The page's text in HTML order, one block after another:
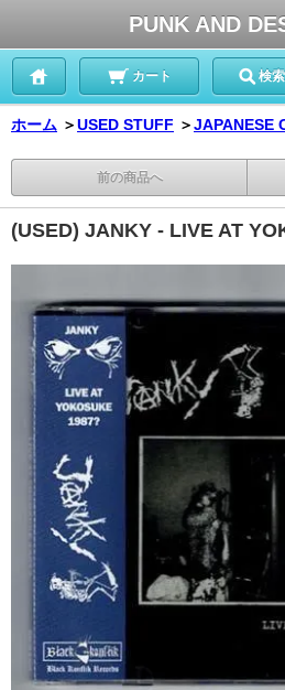
PUNK AND
カート 検索
ホーム ＞USED STUFF ＞JAPANESE
前の商品へ
(USED) JANKY - LIVE AT